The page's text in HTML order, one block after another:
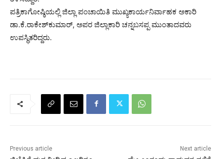
ಪತ್ರಿಕಾಗೋಷ್ಠಿಯಲ್ಲಿ ಜಿಲ್ಲಾ ಪಂಚಾಯಿತಿ ಮುಖ್ಯಕಾರ್ಯನಿರ್ವಾಹಕ ಅಕಾರಿ
ಡಾ.ಕೆ.ರಾಕೇಶ್‌ಕುಮಾರ್, ಅಪರ ಜಿಲ್ಲಾಕಾರಿ ಚನ್ನಬಸಪ್ಪ ಮುಂತಾದವರು
ಉಪಸ್ಥಿತರಿದ್ದರು.
Previous article Next article